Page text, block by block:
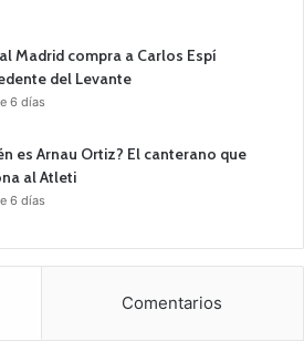
Madrid compra a Carlos Espí
del Levante
6 días
es Arnau Ortiz? El canterano que
al Atleti
6 días
Comentarios